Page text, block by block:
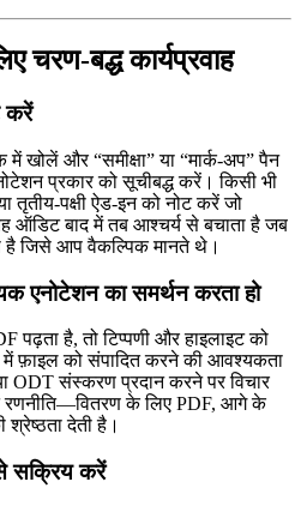
चरण‑बद्ध कार्यप्रवाह
करें
और “समीक्षा” या “मार्क‑अप” पैन
प्रकार को सूचीबद्ध करें। किसी भी
ऐड‑इन को नोट करें जो
ऑडिट बाद में तब आश्चर्य से बचाता है जब
है जिसे आप वैकल्पिक मानते थे।
एनोटेशन का समर्थन करता हो
पढ़ता है, तो टिप्पणी और हाइलाइट को
में फ़ाइल को संपादित करने की आवश्यकता
ODT संस्करण प्रदान करने पर विचार
रणनीति—वितरण के लिए PDF, आगे के
देती है।
सक्रिय करें